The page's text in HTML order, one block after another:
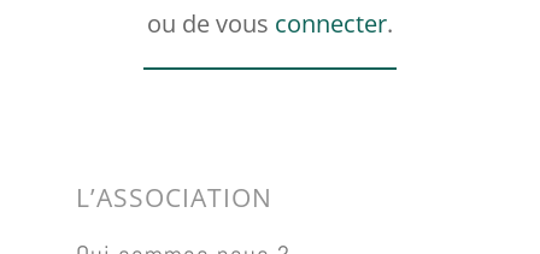
ou de vous connecter.
L’ASSOCIATION